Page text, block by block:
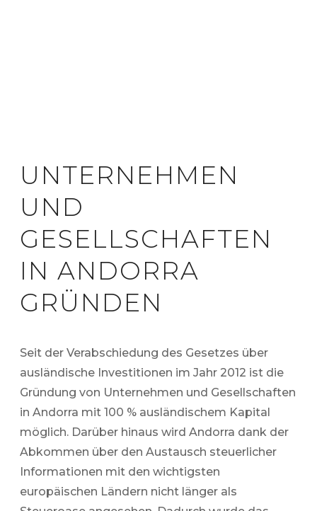
UNTERNEHMEN
UND
GESELLSCHAFTEN
IN ANDORRA
GRÜNDEN
Seit der Verabschiedung des Gesetzes über
ausländische Investitionen im Jahr 2012 ist die
Gründung von Unternehmen und Gesellschaften
in Andorra mit 100 % ausländischem Kapital
möglich. Darüber hinaus wird Andorra dank der
Abkommen über den Austausch steuerlicher
Informationen mit den wichtigsten
europäischen Ländern nicht länger als